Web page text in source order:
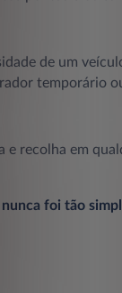
de um
temporário
e recolha em
foi tão